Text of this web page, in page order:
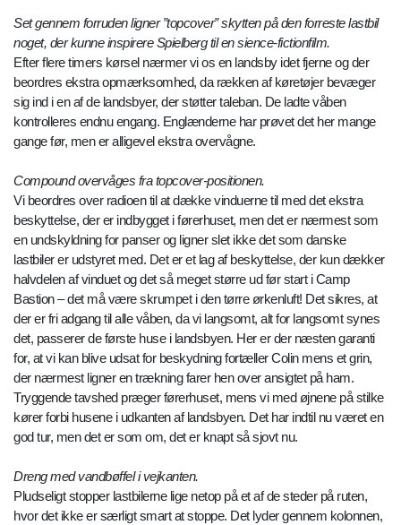
Set gennem forruden ligner ”topcover” skytten på den forreste lastbil
noget, der kunne inspirere Spielberg til en sience-fictionfilm.
Efter flere timers kørsel nærmer vi os en landsby idet fjerne og der
beordres ekstra opmærksomhed, da rækken af køretøjer bevæger
sig ind i en af de landsbyer, der støtter taleban. De ladte våben
kontrolleres endnu engang. Englænderne har prøvet det her mange
gange før, men er alligevel ekstra overvågne.
Compound overvåges fra topcover-positionen.
Vi beordres over radioen til at dække vinduerne til med det ekstra
beskyttelse, der er indbygget i førerhuset, men det er nærmest som
en undskyldning for panser og ligner slet ikke det som danske
lastbiler er udstyret med. Det er et lag af beskyttelse, der kun dækker
halvdelen af vinduet og det så meget større ud før start i Camp
Bastion – det må være skrumpet i den tørre ørkenluft! Det sikres, at
der er fri adgang til alle våben, da vi langsomt, alt for langsomt synes
det, passerer de første huse i landsbyen. Her er der næsten garanti
for, at vi kan blive udsat for beskydning fortæller Colin mens et grin,
der nærmest ligner en trækning farer hen over ansigtet på ham.
Tryggende tavshed præger førerhuset, mens vi med øjnene på stilke
kører forbi husene i udkanten af landsbyen. Det har indtil nu været en
god tur, men det er som om, det er knapt så sjovt nu.
Dreng med vandbøffel i vejkanten.
Pludseligt stopper lastbilerne lige netop på et af de steder på ruten,
hvor det ikke er særligt smart at stoppe. Det lyder gennem kolonnen,